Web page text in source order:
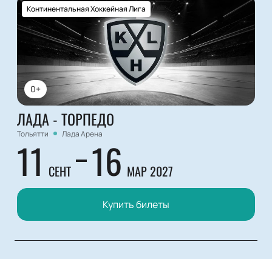
0+
Континентальная Хоккейная Лига
ЛАДА - ТОРПЕДО
Тольятти Лада Арена
11 СЕНТ 16 МАР 2027
Купить билеты